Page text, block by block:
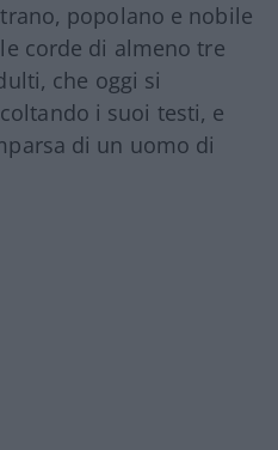
popolano e nobile
corde di almeno tre
che oggi si
i suoi testi, e
di un uomo di